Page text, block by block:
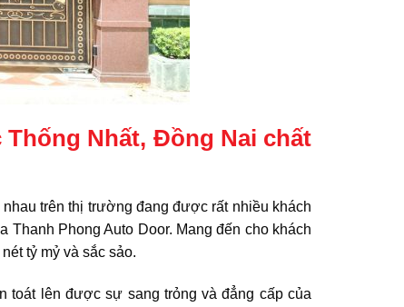
Nhất, Đồng Nai chất
nhau trên thị trường đang được rất nhiều khách
Phong Auto Door. Mang đến cho khách
tỷ mỷ và sắc sảo.
toát lên được sự sang trỏng và đẳng cấp của